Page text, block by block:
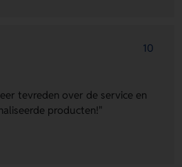
10
tevreden over de service en
producten!"